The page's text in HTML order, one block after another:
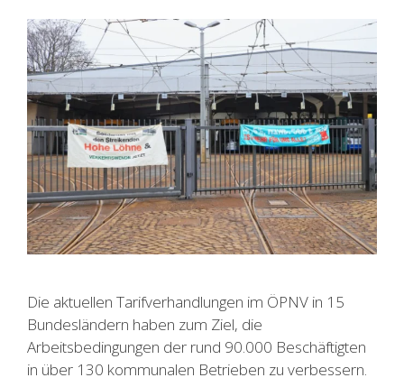
Die aktuellen Tarifverhandlungen im ÖPNV in 15
Bundesländern haben zum Ziel, die
Arbeitsbedingungen der rund 90.000 Beschäftigten
in über 130 kommunalen Betrieben zu verbessern.